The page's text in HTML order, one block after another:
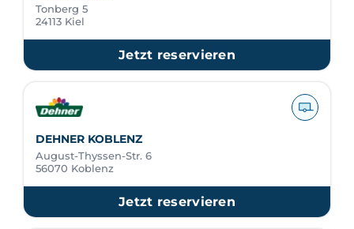
Tonberg 5
24113 Kiel
Jetzt reservieren
DEHNER KOBLENZ
August-Thyssen-Str. 6
56070 Koblenz
Jetzt reservieren